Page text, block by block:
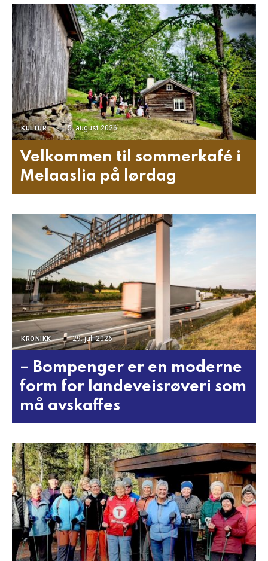
KULTUR 5. august 2026
Velkommen til sommerkafé i
Melaaslia på lørdag
KRONIKK 29. juli 2026
– Bompenger er en moderne
form for landeveisrøveri som
må avskaffes